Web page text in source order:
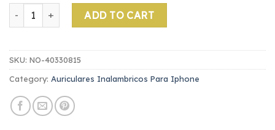
auriculares inalambricos para iphone quantity
ADD TO CART
SKU: NO-40330815
Category: Auriculares Inalambricos Para Iphone